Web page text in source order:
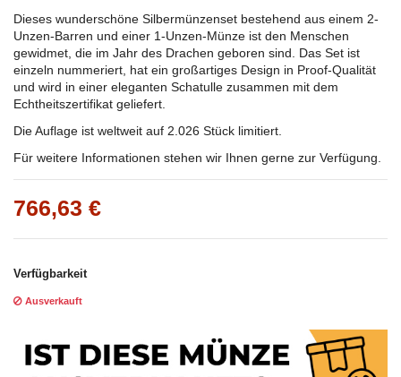
Dieses wunderschöne Silbermünzenset bestehend aus einem 2-
Unzen-Barren und einer 1-Unzen-Münze ist den Menschen
gewidmet, die im Jahr des Drachen geboren sind . Das Set ist
einzeln nummeriert, hat ein großartiges Design in Proof-Qualität
und wird in einer eleganten Schatulle zusammen mit dem
Echtheitszertifikat geliefert.
Die Auflage ist weltweit auf 2.026 Stück limitiert.
Für weitere Informationen stehen wir Ihnen gerne zur Verfügung.
766,63 €
Verfügbarkeit
Ausverkauft